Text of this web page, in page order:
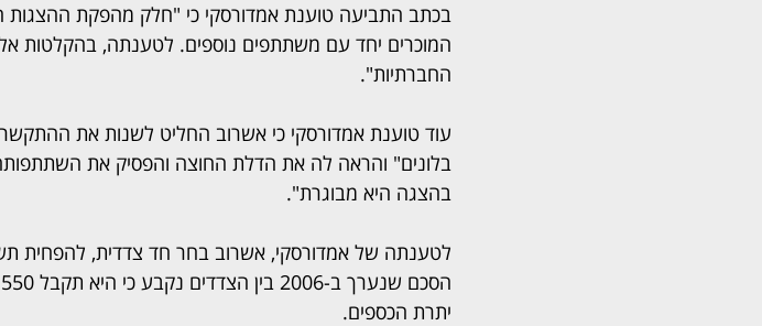
בכתב התביעה טוענת אמדורסקי כי "חלק מהפקת
המוכרים יחד עם משתתפים נוספים. לטענתה, בהקלטות
החברתיות".
עוד טוענת אמדורסקי כי אשרוב החליט לשנות את
בלונים" והראה לה את הדלת החוצה והפסיק את
בהצגה היא מבוגרת".
לטענתה של אמדורסקי, אשרוב בחר חד צדדית, להפחית
יתרת הכספים.